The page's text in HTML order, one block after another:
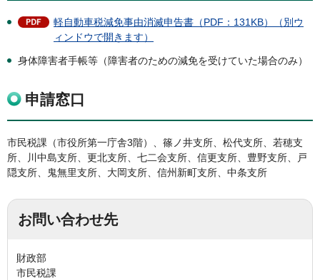
軽自動車税減免事由消滅申告書（PDF：131KB）（別ウ
ィンドウで開きます）
身体障害者手帳等（障害者のための減免を受けていた場合のみ）
申請窓口
市民税課（市役所第一庁舎3階）、篠ノ井支所、松代支所、若穂支
所、川中島支所、更北支所、七二会支所、信更支所、豊野支所、戸
隠支所、鬼無里支所、大岡支所、信州新町支所、中条支所
お問い合わせ先
財政部
市民税課